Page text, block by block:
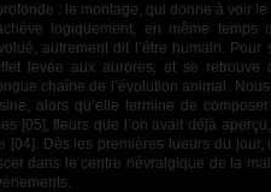
: le montage, qui donne à voir
logiquement, en même
autrement dit l’être humain.
levée aux aurores, et se retrouve
chaîne de l’évolution animal.
alors qu’elle termine de
[05], fleurs que l’on avait déjà
[04]. Dès les premières lueurs du
dans le centre névralgique de la